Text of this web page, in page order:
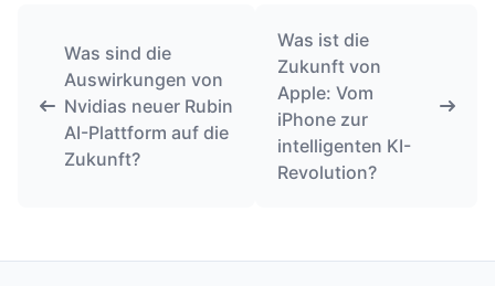
Was sind die
Auswirkungen von
Nvidias neuer Rubin
AI-Plattform auf die
Zukunft?
Was ist die
Zukunft von
Apple: Vom
iPhone zur
intelligenten KI-
Revolution?